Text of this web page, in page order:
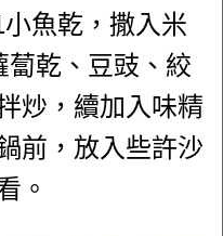
魚乾，撒入米
蔔乾、豆豉、絞
炒，續加入味精
前，放入些許沙
。